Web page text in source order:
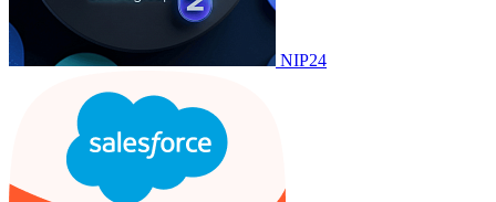
NIP24